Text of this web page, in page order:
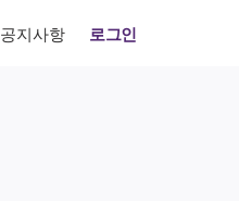
공지사항 로그인